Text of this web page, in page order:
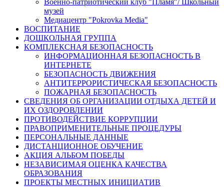
музей
Медиацентр "Pokrovka Media"
ВОСПИТАНИЕ
ДОШКОЛЬНАЯ ГРУППА
КОМПЛЕКСНАЯ БЕЗОПАСНОСТЬ
ИНФОРМАЦИОННАЯ БЕЗОПАСНОСТЬ В
ИНТЕРНЕТЕ
БЕЗОПАСНОСТЬ ДВИЖЕНИЯ
АНТИТЕРРОРИСТИЧЕСКАЯ БЕЗОПАСНОСТЬ
ПОЖАРНАЯ БЕЗОПАСНОСТЬ
СВЕДЕНИЯ ОБ ОРГАНИЗАЦИИ ОТДЫХА ДЕТЕЙ И
ИХ ОЗДОРОВЛЕНИИ
ПРОТИВОДЕЙСТВИЕ КОРРУПЦИИ
ПРАВОПРИМЕНИТЕЛЬНЫЕ ПРОЦЕДУРЫ
ПЕРСОНАЛЬНЫЕ ДАННЫЕ
ДИСТАНЦИОННОЕ ОБУЧЕНИЕ
АКЦИЯ АЛЬБОМ ПОБЕДЫ
НЕЗАВИСИМАЯ ОЦЕНКА КАЧЕСТВА
ОБРАЗОВАНИЯ
ПРОЕКТЫ МЕСТНЫХ ИНИЦИАТИВ